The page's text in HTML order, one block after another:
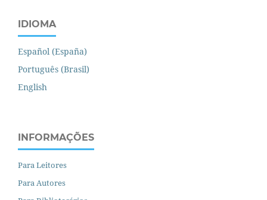
IDIOMA
Español (España)
Português (Brasil)
English
INFORMAÇÕES
Para Leitores
Para Autores